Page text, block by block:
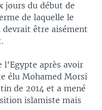
jours du début de
de laquelle le
être aisément
l'Egypte après avoir
élu Mohamed Morsi
de 2014 et a mené
islamiste mais